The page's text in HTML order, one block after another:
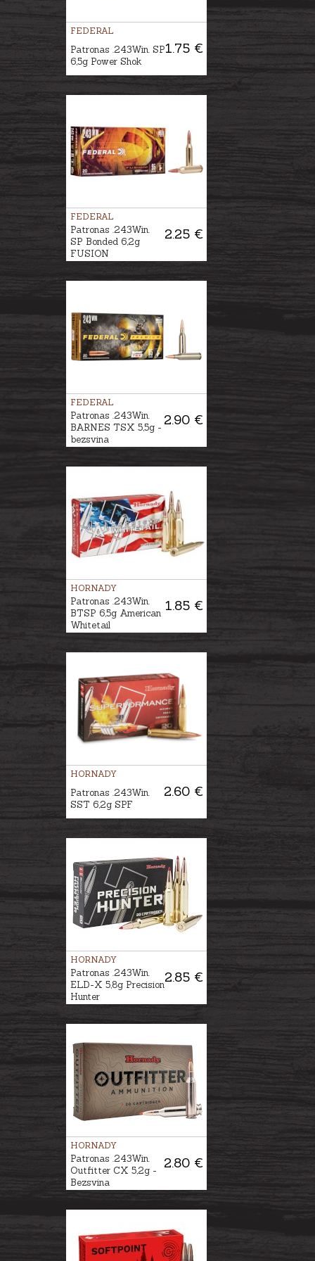
FEDERAL
1.75 €
Patronas .243Win. SP
6,5g Power Shok
FEDERAL
2.25 €
Patronas .243Win.
SP Bonded 6,2g
FUSION
FEDERAL
2.90 €
Patronas .243Win.
BARNES TSX 5,5g -
bezsvina
HORNADY
1.85 €
Patronas .243Win.
BTSP 6,5g American
Whitetail
HORNADY
2.60 €
Patronas .243Win.
SST 6,2g SPF
HORNADY
2.85 €
Patronas .243Win.
ELD-X 5,8g Precision
Hunter
HORNADY
2.80 €
Patronas .243Win.
Outfitter CX 5,2g -
Bezsvina